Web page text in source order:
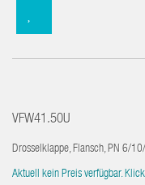
VFW41.50U
Drosselklappe, Flansch, PN 6/
Aktuell kein Preis verfügbar.